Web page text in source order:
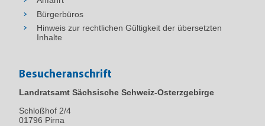
Bürgerbüros
Hinweis zur rechtlichen Gültigkeit der übersetzten
Inhalte
Besucheranschrift
Landratsamt Sächsische Schweiz-Osterzgebirge
Schloßhof 2/4
01796 Pirna